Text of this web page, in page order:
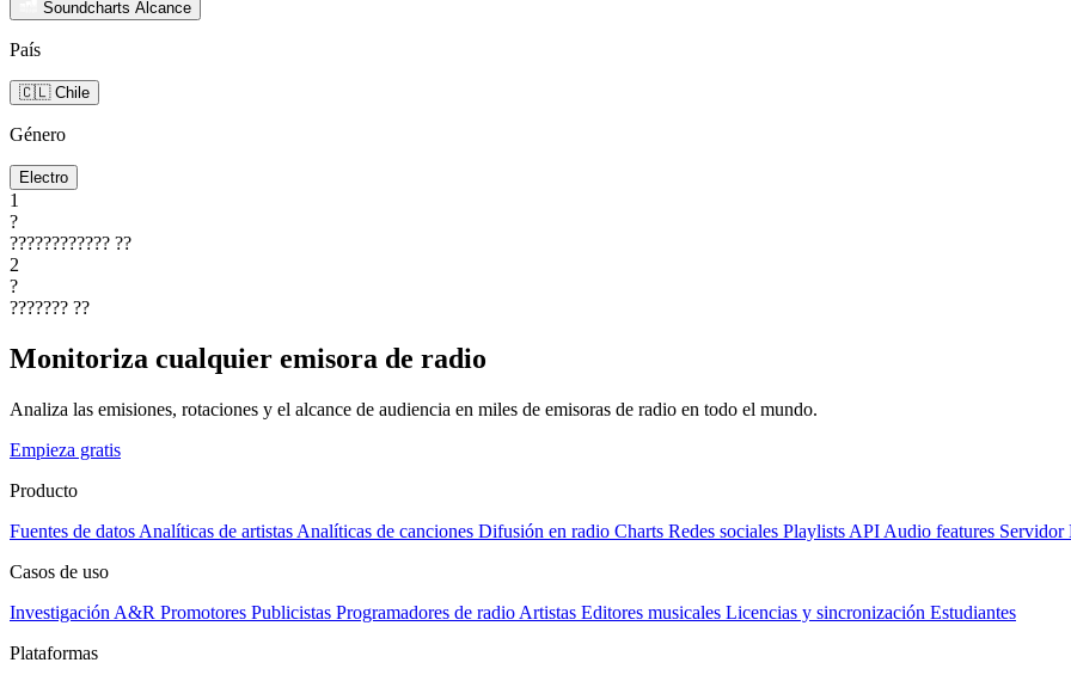
Soundcharts Alcance
País
🇨🇱 Chile
Género
Electro
1
?
???????????? ??
2
?
??????? ??
Monitoriza cualquier emisora de radio
Analiza las emisiones, rotaciones y el alcance de audiencia en miles de emisoras de radio en todo el mundo.
Empieza gratis
Producto
Fuentes de datos Analíticas de artistas Analíticas de canciones Difusión en radio Charts Redes sociales Playlists API Audio features Servidor
Casos de uso
Investigación A&R Promotores Publicistas Programadores de radio Artistas Editores musicales Licencias y sincronización Estudiantes
Plataformas